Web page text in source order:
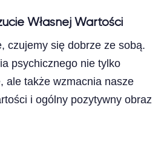
Własnej Wartości
czujemy się dobrze ze sobą.
psychicznego nie tylko
ale także wzmacnia nasze
i ogólny pozytywny obraz